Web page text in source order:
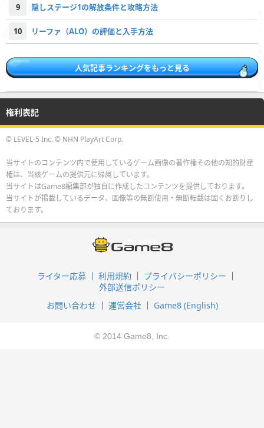
9 隠しステージ1の解放条件と攻略方法
10 リーファ（ALO）の評価と入手方法
人気記事ランキングをもっと見る
権利表記
© LEVEL-5 Inc. © NHN PlayArt Corp.
当サイトのコンテンツ内で使用しているゲーム画像の著作権その他の知的財産
権は、当該ゲームの提供元に帰属しています。
当サイトはGame8編集部が独自に作成したコンテンツを提供しております。
当サイトが掲載しているデータ、画像等の無断使用・無断転載は固くお断りし
ております。
ライター応募 利用規約
プライバシーポリシー
外部送信ポリシー
お問い合わせ
運営会社 Game8 (English)
© 2014 Game8, Inc.